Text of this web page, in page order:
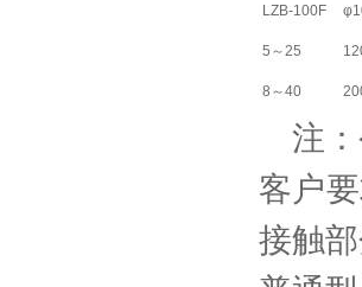
LZB-100F
5～25
8～40
注：
客户
接触